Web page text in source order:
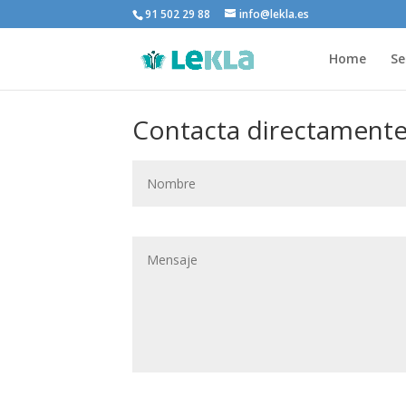
91 502 29 88 info@lekla.es
Home
Contacta